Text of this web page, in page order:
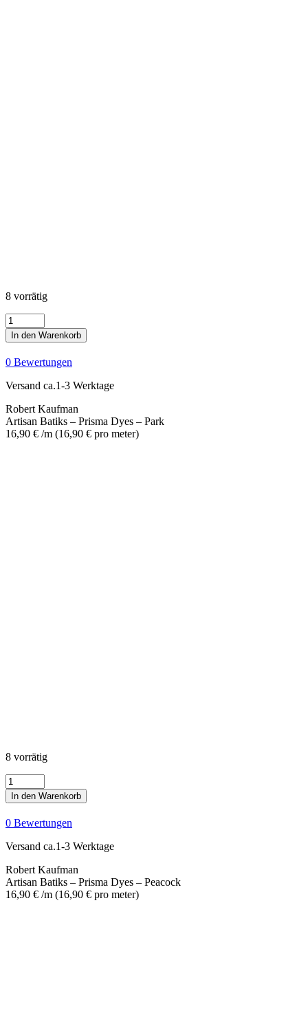
8 vorrätig
Artisan
Batiks
-
Prisma
Dyes
-
Park
Menge
In den Warenkorb
0 Bewertungen
Versand ca.1-3 Werktage
Robert Kaufman
Artisan Batiks – Prisma Dyes – Park
16,90 € /m (16,90 € pro meter)
8 vorrätig
Artisan
Batiks
-
Prisma
Dyes
-
Peacock
Menge
In den Warenkorb
0 Bewertungen
Versand ca.1-3 Werktage
Robert Kaufman
Artisan Batiks – Prisma Dyes – Peacock
16,90 € /m (16,90 € pro meter)